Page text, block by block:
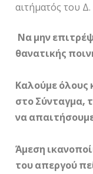
αιτήματός του
Να μην
θανατικής
Καλούμε όλους
στο Σύνταγμα,
να
Άμεση
του απεργού